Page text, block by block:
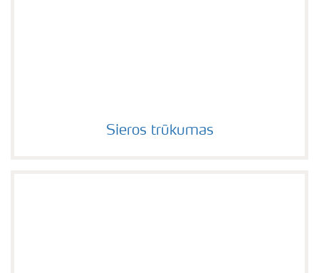
Sieros trūkumas
Sieros trūkumas